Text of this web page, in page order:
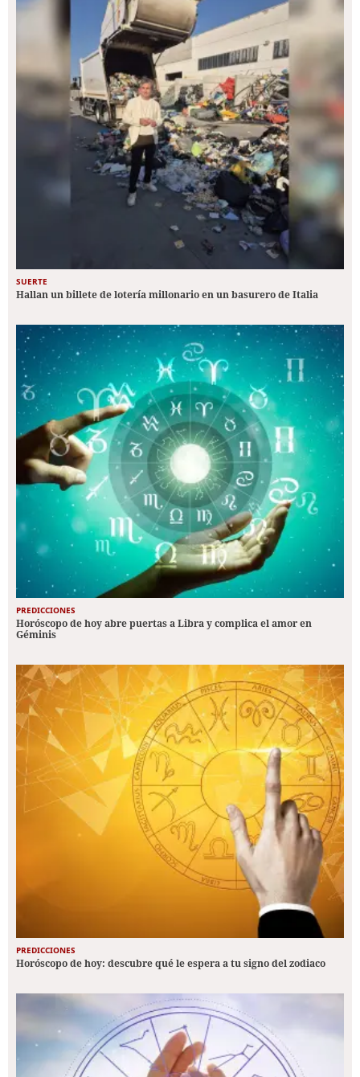
SUERTE
Hallan un billete de lotería millonario en un basurero de Italia
PREDICCIONES
Horóscopo de hoy abre puertas a Libra y complica el amor en
Géminis
PREDICCIONES
Horóscopo de hoy: descubre qué le espera a tu signo del zodiaco